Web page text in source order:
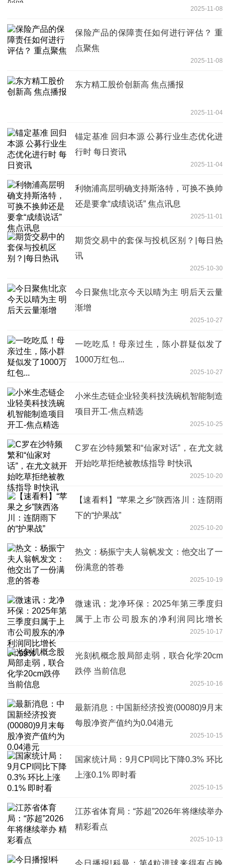
2025-11-08
保险产品的保障责任如何进行评估？ 重
点聚焦
2025-11-08
东方精工股价创新高 焦点播报
2025-11-04
锚定基准 回归本源 公募行业生态优化进
行时 每日资讯
2025-11-04
利物浦高层明确支持斯洛特，可换不换帅
还是要拿“成绩说话” 焦点讯息
2025-11-01
期货交易中的套保与投机区别？|每日热
讯
2025-10-30
今日聚焦!北京今天以晴为主 明后天云量
渐增
2025-10-27
一吃吃瓜！母亲过生，陈小群疑似发了
1000万红包...
2025-10-27
小米生态链企业轻美科技洗碗机智能制造
项目开工-焦点精选
2025-10-25
C罗在沙特频繁和“仙家对话”，在尤文就
开始吃草拒绝被教练指导 时快讯
2025-10-20
【速看料】“苹果之乡”陕西洛川：连阴雨
下的“护果战”
2025-10-20
热文：杨振宁夫人翁帆发文：他交出了一
份满意的答卷
2025-10-19
微速讯：龙净环保：2025年第三季度归
属于上市公司股东的净利润同比增长
2025-10-17
光刻机概念股局部走弱，联合化学20cm
跌停 当前信息
2025-10-16
最新消息：中国新经济投资(00080)9月末
每股净资产值约为0.04港元
2025-10-15
国家统计局：9月CPI同比下降0.3% 环比
上涨0.1% 即时看
2025-10-15
江苏省体育局：“苏超”2026年将继续举办
精彩看点
2025-10-13